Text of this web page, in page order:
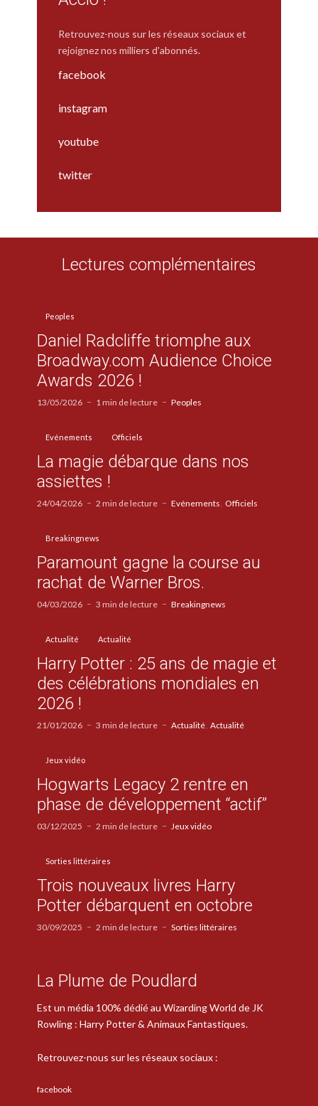
Retrouvez-nous sur les réseaux sociaux et
rejoignez nos milliers d'abonnés.
facebook
instagram
youtube
twitter
Lectures complémentaires
Peoples
Daniel Radcliffe triomphe aux
Broadway.com Audience Choice
Awards 2026 !
13/05/2026 1 min de lecture Peoples
Evénements Officiels
La magie débarque dans nos
assiettes !
24/04/2026 2 min de lecture Evénements Officiels
Breakingnews
Paramount gagne la course au
rachat de Warner Bros.
04/03/2026 3 min de lecture Breakingnews
Actualité Actualité
Harry Potter : 25 ans de magie et
des célébrations mondiales en
2026 !
21/01/2026 3 min de lecture Actualité Actualité
Jeux vidéo
Hogwarts Legacy 2 rentre en
phase de développement “actif”
03/12/2025 2 min de lecture Jeux vidéo
Sorties littéraires
Trois nouveaux livres Harry
Potter débarquent en octobre
30/09/2025 2 min de lecture Sorties littéraires
La Plume de Poudlard
Est un média 100% dédié au Wizarding World de JK
Rowling : Harry Potter & Animaux Fantastiques.
Retrouvez-nous sur les réseaux sociaux :
facebook